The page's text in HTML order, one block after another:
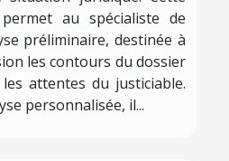
au spécialiste de
préliminaire, destinée à
les contours du dossier
attentes du justiciable.
personnalisée, il...